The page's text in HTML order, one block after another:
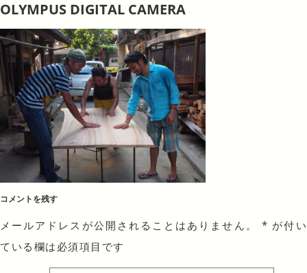
OLYMPUS DIGITAL CAMERA
コメントを残す
メールアドレスが公開されることはありません。 * が付い
ている欄は必須項目です